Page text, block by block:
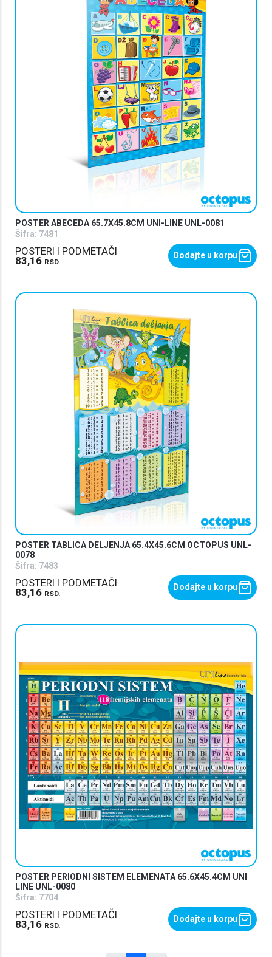
POSTER ABECEDA 65.7X45.8CM UNI-LINE UNL-0081
Šifra: 7481
POSTERI I PODMETAČI
83,16 RSD.
Dodajte u korpu
POSTER TABLICA DELJENJA 65.4X45.6CM OCTOPUS UNL-
0078
Šifra: 7483
POSTERI I PODMETAČI
83,16 RSD.
Dodajte u korpu
POSTER PERIODNI SISTEM ELEMENATA 65.6X45.4CM UNI
LINE UNL-0080
Šifra: 7704
POSTERI I PODMETAČI
83,16 RSD.
Dodajte u korpu